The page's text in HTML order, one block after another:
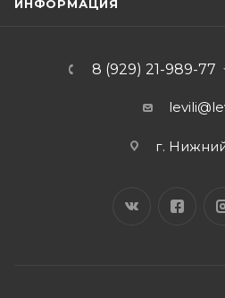
ИНФОРМАЦИЯ
8 (929) 21-989-77
г.